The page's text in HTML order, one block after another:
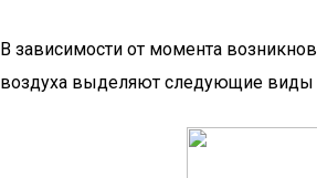
В зависимости от момента
воздуха выделяют следующие